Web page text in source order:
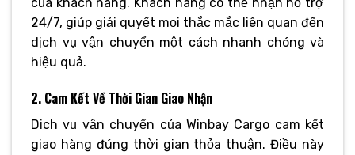
24/7, giúp giải quyết mọi thắc mắc liên quan đến
dịch vụ vận chuyển một cách nhanh chóng và
hiệu quả.
2. Cam Kết Về Thời Gian Giao Nhận
Dịch vụ vận chuyển của Winbay Cargo cam kết
giao hàng đúng thời gian thỏa thuận. Điều này